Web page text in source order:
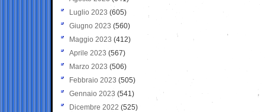
Luglio 2023 (605)
Giugno 2023 (560)
Maggio 2023 (412)
Aprile 2023 (567)
Marzo 2023 (506)
Febbraio 2023 (505)
Gennaio 2023 (541)
Dicembre 2022 (525)